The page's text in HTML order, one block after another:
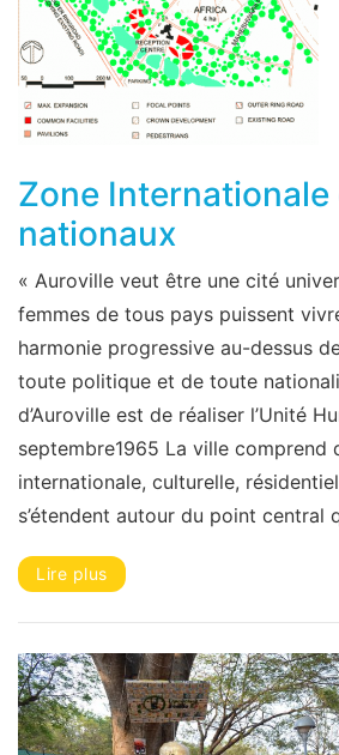
Zone
nationaux
« Auroville veut être une cité
femmes de tous pays puissent
harmonie progressive au-dessus
toute politique et de toute
d’Auroville est de réaliser l’Unité
septembre1965 La ville comprend
internationale, culturelle,
s’étendent autour du point central
Lire plus